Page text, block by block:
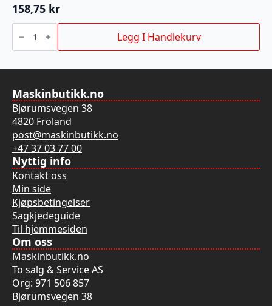
158,75 kr
STIKKSAGBLAD
T127D
75/3MM
5P
Legg I Handlekurv
Maskinbutikk.no
Bjørumsvegen 38
4820 Froland
post@maskinbutikk.no
+47 37 03 77 00
Nyttig info
Kontakt oss
Min side
Kjøpsbetingelser
Sagkjedeguide
Til hjemmesiden
Om oss
Maskinbutikk.no
To salg & Service AS
Org: 971 506 857
Bjørumsvegen 38